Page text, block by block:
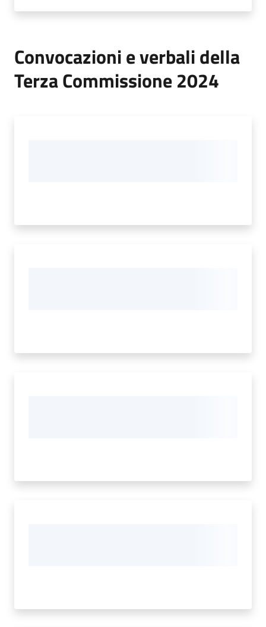
Convocazioni e verbali della
Terza Commissione 2024